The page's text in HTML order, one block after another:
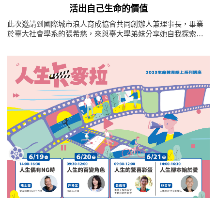
活出自己生命的價值
此次邀請到國際城市浪人育成協會共同創辦人兼理事長，畢業
於臺大社會學系的張希慈，來與臺大學弟妹分享她自我探索與